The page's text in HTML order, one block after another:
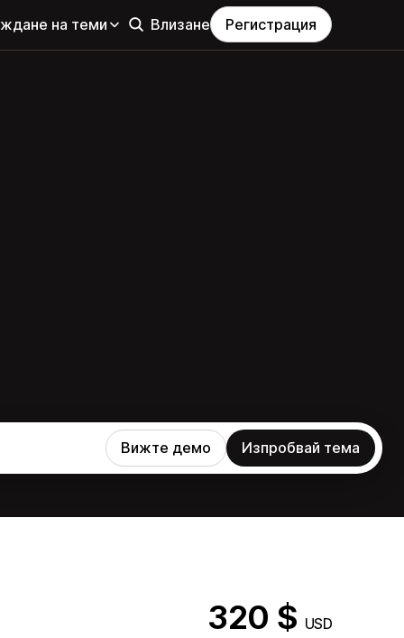
на теми Влизане Регистрация
Вижте демо Изпробвай тема
320 $ USD